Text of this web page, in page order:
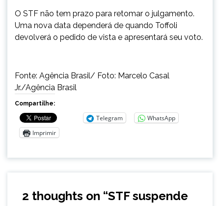
O STF não tem prazo para retomar o julgamento.
Uma nova data dependerá de quando Toffoli
devolverá o pedido de vista e apresentará seu voto.
Fonte: Agência Brasil/ Foto: Marcelo Casal
Jr./Agência Brasil
Compartilhe:
Telegram
WhatsApp
Imprimir
2 thoughts on “STF suspende